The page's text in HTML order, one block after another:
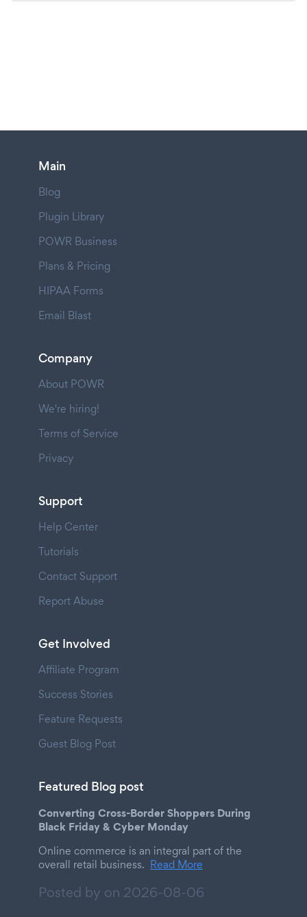
Main
Blog
Plugin Library
POWR Business
Plans & Pricing
HIPAA Forms
Email Blast
Company
About POWR
We're hiring!
Terms of Service
Privacy
Support
Help Center
Tutorials
Contact Support
Report Abuse
Get Involved
Affiliate Program
Success Stories
Feature Requests
Guest Blog Post
Featured Blog post
Converting Cross-Border Shoppers During
Black Friday & Cyber Monday
Online commerce is an integral part of the
overall retail business. Read More
Posted by on 2026-08-06